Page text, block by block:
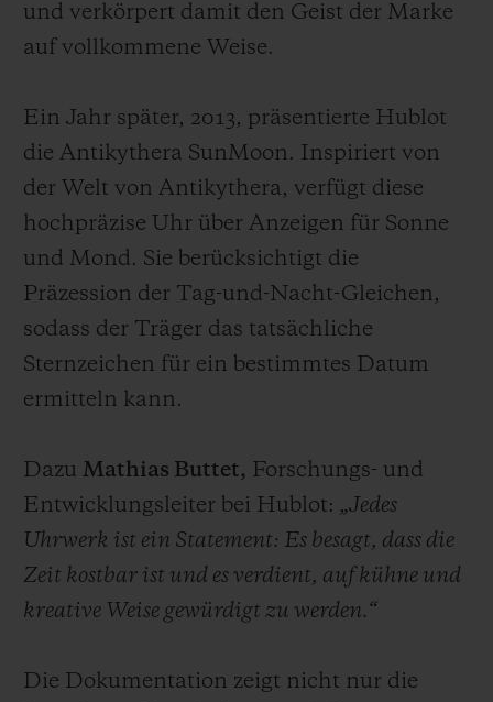
und verkörpert damit den Geist der Marke
auf vollkommene Weise.
Ein Jahr später, 2013, präsentierte Hublot
die Antikythera SunMoon. Inspiriert von
der Welt von Antikythera, verfügt diese
hochpräzise Uhr über Anzeigen für Sonne
und Mond. Sie berücksichtigt die
Präzession der Tag-und-Nacht-Gleichen,
sodass der Träger das tatsächliche
Sternzeichen für ein bestimmtes Datum
ermitteln kann.
Dazu Mathias Buttet, Forschungs- und
Entwicklungsleiter bei Hublot: „Jedes
Uhrwerk ist ein Statement: Es besagt, dass die
Zeit kostbar ist und es verdient, auf kühne und
kreative Weise gewürdigt zu werden.“
Die Dokumentation zeigt nicht nur die